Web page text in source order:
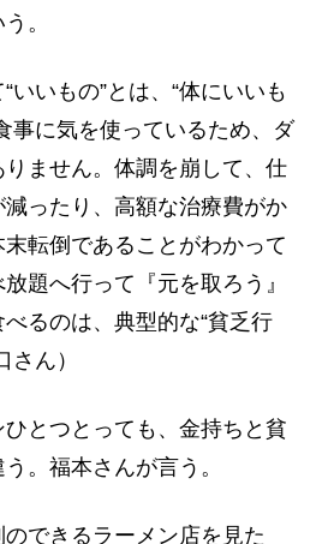
。
いいもの”とは、“体にいいも
事に気を使っているため、ダ
ません。体調を崩して、仕
ったり、高額な治療費がか
転倒であることがわかって
題へ行って『元を取ろう』
るのは、典型的な“貧乏行
さん）
とつとっても、金持ちと貧
。福本さんが言う。
のできるラーメン店を見た